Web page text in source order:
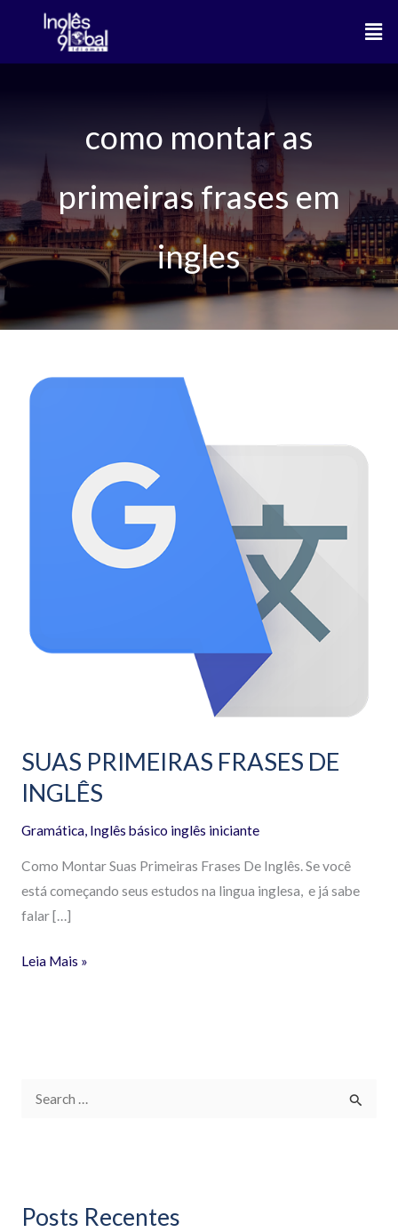
o
como montar as
primeiras frases em
ingles
SUAS PRIMEIRAS FRASES DE
INGLÊS
Gramática, Inglês básico inglês iniciante
Como Montar Suas Primeiras Frases De Inglês. Se você
está começando seus estudos na lingua inglesa, e já sabe
falar […]
SUAS
Leia Mais »
uPosts Recentes